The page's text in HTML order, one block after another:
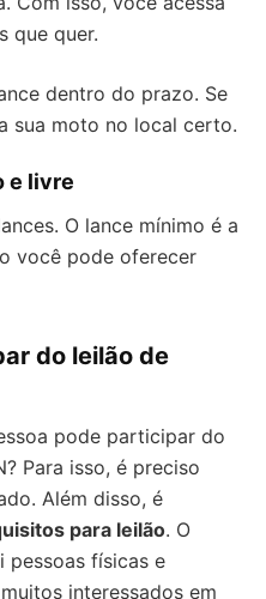
que quer.
dentro do prazo. Se
sua moto no local certo.
e livre
O lance mínimo é a
você pode oferecer
do leilão de
pode participar do
Para isso, é preciso
Além disso, é
para leilão. O
pessoas físicas e
interessados em